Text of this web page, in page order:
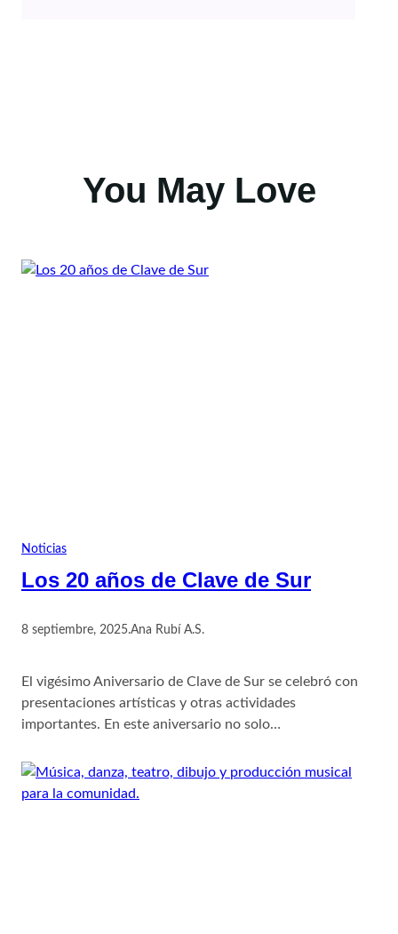
You May Love
Noticias
Los 20 años de Clave de Sur
8 septiembre, 2025.Ana Rubí A.S.
El vigésimo Aniversario de Clave de Sur se celebró con
presentaciones artísticas y otras actividades
importantes. En este aniversario no solo…